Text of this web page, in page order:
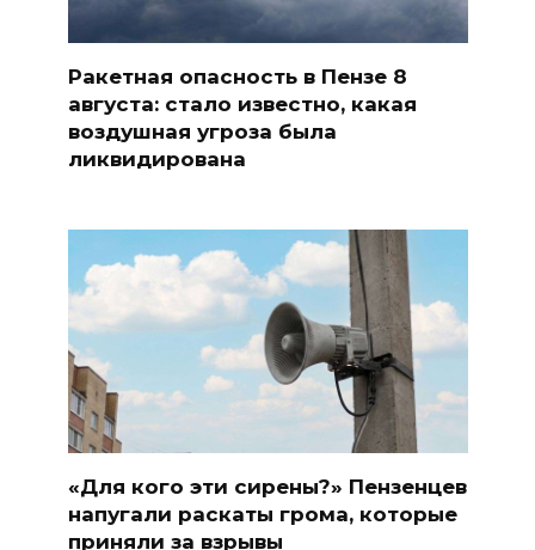
Ракетная опасность в Пензе 8
августа: стало известно, какая
воздушная угроза была
ликвидирована
«Для кого эти сирены?» Пензенцев
напугали раскаты грома, которые
приняли за взрывы